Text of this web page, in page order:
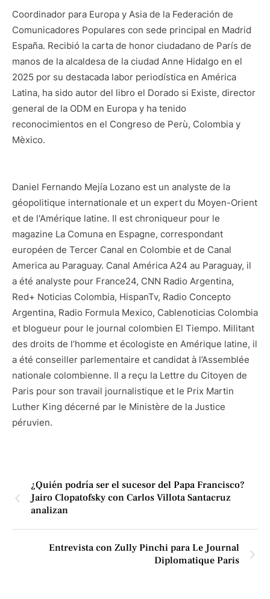
Coordinador para Europa y Asia de la Federación de
Comunicadores Populares con sede principal en Madrid
España. Recibió la carta de honor ciudadano de París de
manos de la alcaldesa de la ciudad Anne Hidalgo en el
2025 por su destacada labor periodística en América
Latina, ha sido autor del libro el Dorado si Existe, director
general de la ODM en Europa y ha tenido
reconocimientos en el Congreso de Perù, Colombia y
Mèxico.
Daniel Fernando Mejía Lozano est un analyste de la
géopolitique internationale et un expert du Moyen-Orient
et de l'Amérique latine. Il est chroniqueur pour le
magazine La Comuna en Espagne, correspondant
européen de Tercer Canal en Colombie et de Canal
America au Paraguay. Canal América A24 au Paraguay, il
a été analyste pour France24, CNN Radio Argentina,
Red+ Noticias Colombia, HispanTv, Radio Concepto
Argentina, Radio Formula Mexico, Cablenoticias Colombia
et blogueur pour le journal colombien El Tiempo. Militant
des droits de l’homme et écologiste en Amérique latine, il
a été conseiller parlementaire et candidat à l’Assemblée
nationale colombienne. Il a reçu la Lettre du Citoyen de
Paris pour son travail journalistique et le Prix Martin
Luther King décerné par le Ministère de la Justice
péruvien.
¿Quién podría ser el sucesor del Papa Francisco?
Jairo Clopatofsky con Carlos Villota Santacruz
analizan
Entrevista con Zully Pinchi para Le Journal
Diplomatique Paris